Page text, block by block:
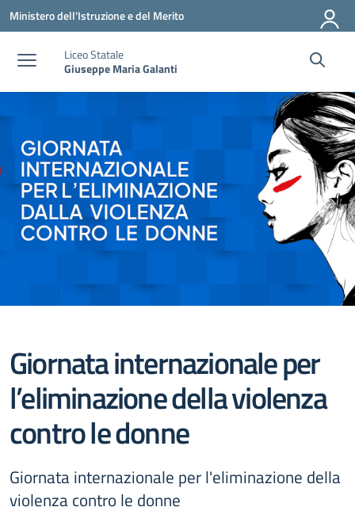
Vai ai contenuti
Vai al menu di navigazione
Vai al footer
Ministero dell'Istruzione e del Merito
Liceo Statale
Giuseppe Maria Galanti
Giornata internazionale per
l’eliminazione della violenza
contro le donne
Giornata internazionale per l'eliminazione della
violenza contro le donne